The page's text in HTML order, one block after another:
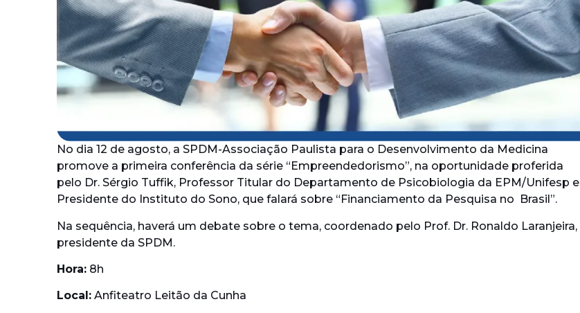
No dia 12 de agosto, a SPDM-Associação Paulista para o Desenvolvimento da Medicina
promove a primeira conferência da série “Empreendedorismo”, na oportunidade proferida
pelo Dr. Sérgio Tuffik, Professor Titular do Departamento de Psicobiologia da EPM/Unifesp e
Presidente do Instituto do Sono, que falará sobre “Financiamento da Pesquisa no Brasil”.
Na sequência, haverá um debate sobre o tema, coordenado pelo Prof. Dr. Ronaldo Laranjeira,
presidente da SPDM.
Hora: 8h
Local: Anfiteatro Leitão da Cunha